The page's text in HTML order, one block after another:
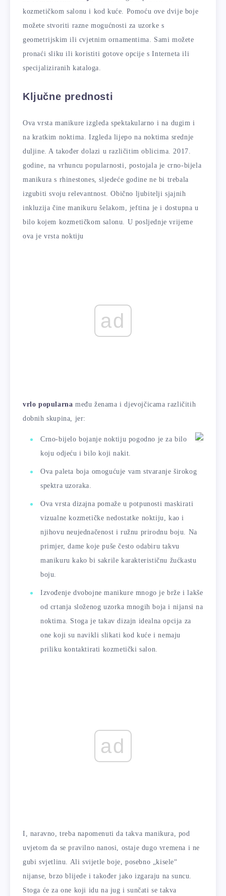
kozmetičkom salonu i kod kuće. Pomoću ove dvije boje
možete stvoriti razne mogućnosti za uzorke s
geometrijskim ili cvjetnim ornamentima. Sami možete
pronaći sliku ili koristiti gotove opcije s Interneta ili
specijaliziranih kataloga.
Ključne prednosti
Ova vrsta manikure izgleda spektakularno i na dugim i
na kratkim noktima. Izgleda lijepo na noktima srednje
duljine. A također dolazi u različitim oblicima. 2017.
godine, na vrhuncu popularnosti, postojala je crno-bijela
manikura s rhinestones, sljedeće godine ne bi trebala
izgubiti svoju relevantnost. Obično ljubitelji sjajnih
inkluzija čine manikuru šelakom, jeftina je i dostupna u
bilo kojem kozmetičkom salonu. U posljednje vrijeme
ova je vrsta noktiju
ad
vrlo popularna među ženama i djevojčicama različitih
dobnih skupina, jer:
Crno-bijelo bojanje noktiju pogodno je za bilo
koju odjeću i bilo koji nakit.
Ova paleta boja omogućuje vam stvaranje širokog
spektra uzoraka.
Ova vrsta dizajna pomaže u potpunosti maskirati
vizualne kozmetičke nedostatke noktiju, kao i
njihovu neujednačenost i ružnu prirodnu boju. Na
primjer, dame koje puše često odabiru takvu
manikuru kako bi sakrile karakterističnu žućkastu
boju.
Izvođenje dvobojne manikure mnogo je brže i lakše
od crtanja složenog uzorka mnogih boja i nijansi na
noktima. Stoga je takav dizajn idealna opcija za
one koji su navikli slikati kod kuće i nemaju
priliku kontaktirati kozmetički salon.
ad
I, naravno, treba napomenuti da takva manikura, pod
uvjetom da se pravilno nanosi, ostaje dugo vremena i ne
gubi svjetlinu. Ali svijetle boje, posebno „kisele“
nijanse, brzo blijede i također jako izgaraju na suncu.
Stoga će za one koji idu na jug i sunčati se takva